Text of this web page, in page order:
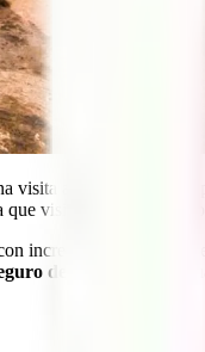
visita a este
visitar sus tres islas
increíbles playas y
de viaje a Malta ,